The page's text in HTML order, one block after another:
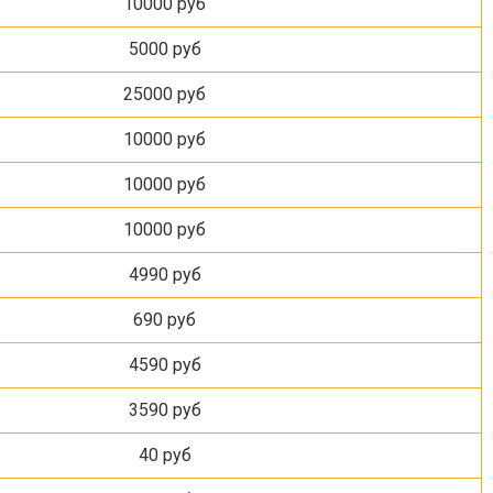
5000 руб
25000 руб
10000 руб
10000 руб
10000 руб
4990 руб
690 руб
4590 руб
3590 руб
40 руб